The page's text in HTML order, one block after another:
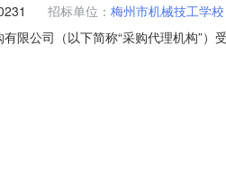
招标单位： 梅州市机械技工学校
有限公司（以下简称“采购代理机构”
四、采购方式：询价采购五、
求